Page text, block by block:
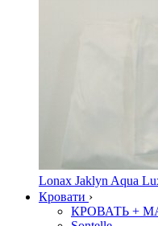
Lonax Jaklyn Aqua
Кровати ›
КРОВАТЬ +